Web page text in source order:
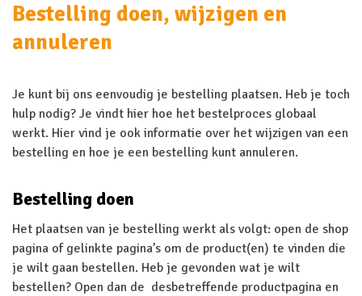
Bestelling doen, wijzigen en
annuleren
Je kunt bij ons eenvoudig je bestelling plaatsen. Heb je toch
hulp nodig? Je vindt hier hoe het bestelproces globaal
werkt. Hier vind je ook informatie over het wijzigen van een
bestelling en hoe je een bestelling kunt annuleren.
Bestelling doen
Het plaatsen van je bestelling werkt als volgt: open de shop
pagina of gelinkte pagina’s om de product(en) te vinden die
je wilt gaan bestellen. Heb je gevonden wat je wilt
bestellen? Open dan de desbetreffende productpagina en